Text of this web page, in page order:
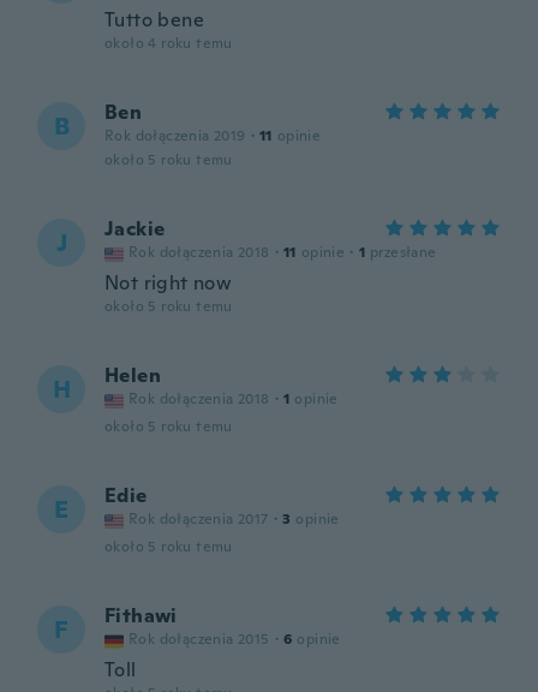
Tutto bene
około 4 roku temu
B Ben
Rok dołączenia 2019 · 11 opinie
około 5 roku temu
J Jackie
Rok dołączenia 2018 · 11 opinie · 1 przesłane
Not right now
około 5 roku temu
H Helen
Rok dołączenia 2018 · 1 opinie
około 5 roku temu
E Edie
Rok dołączenia 2017 · 3 opinie
około 5 roku temu
F Fithawi
Rok dołączenia 2015 · 6 opinie
Toll